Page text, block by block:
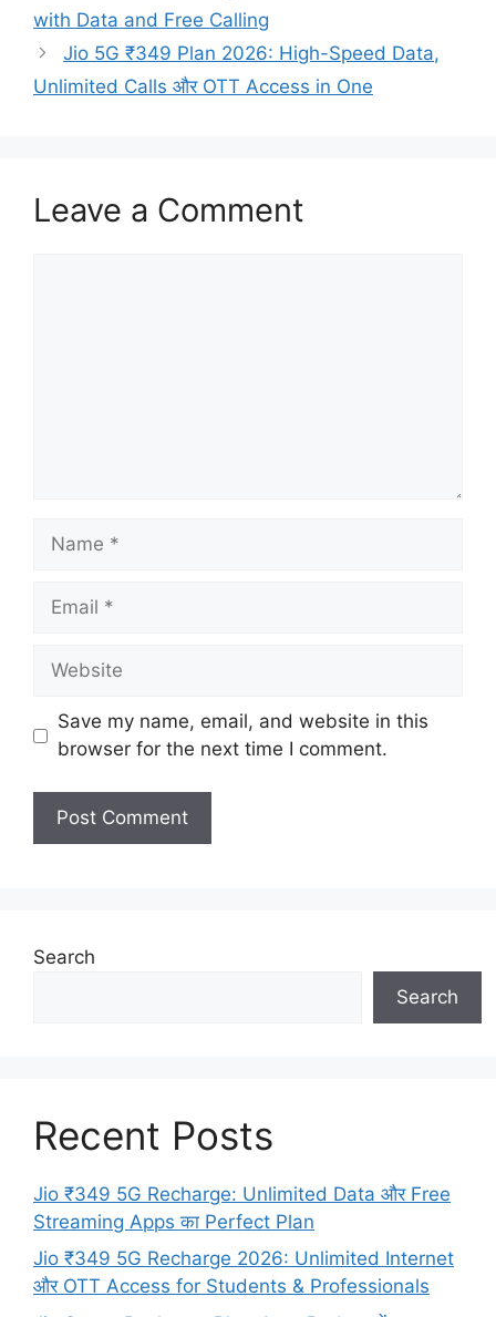
with Data and Free Calling
Jio 5G ₹349 Plan 2026: High-Speed Data,
Unlimited Calls और OTT Access in One
Leave a Comment
Name
Email
Website
Save my name, email, and website in this
browser for the next time I comment.
Search
Search
Recent Posts
Jio ₹349 5G Recharge: Unlimited Data और Free
Streaming Apps का Perfect Plan
Jio ₹349 5G Recharge 2026: Unlimited Internet
और OTT Access for Students & Professionals